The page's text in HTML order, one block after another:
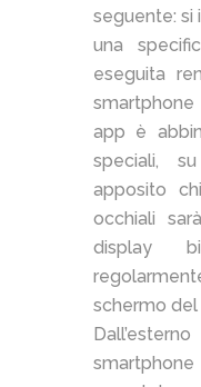
seguente: si
una
eseguita
app è
speciali,
apposito
occhiali
display
schermo del